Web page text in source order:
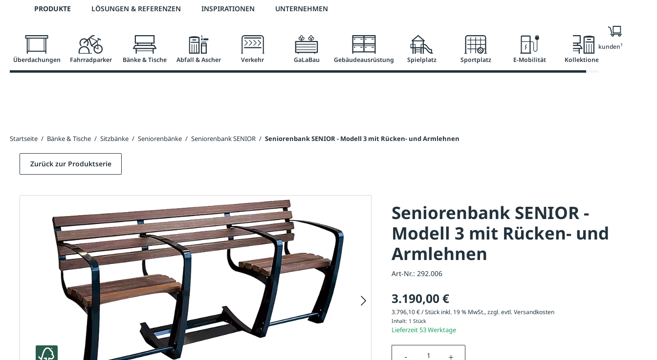
Zur Hauptnavigation springen
Telefon: 0800 / 100 49 02 2 % Vorkassen-Skonto versandkostenfrei ab 50 €
PRODUKTE LÖSUNGEN & REFERENZEN INSPIRATIONEN UNTERNEHMEN
Überdachungen Fahrradparker Bänke & Tische Abfall & Ascher Verkehr GaLaBau Gebäudeausrüstung Spielplatz Sportplatz E-Mobilität Kollektionen
Nur für Geschäftskunden1
Startseite / Bänke & Tische / Sitzbänke / Seniorenbänke / Seniorenbank SENIOR / Seniorenbank SENIOR - Modell 3 mit Rücken- und Armlehnen
Seniorenbank SENIOR -
Modell 3 mit Rücken- und
Armlehnen
Art-Nr.: 292.006
3.190,00 €
3.796,10 € / Stück inkl. 19 % MwSt., zzgl. evtl.Versandkosten
Inhalt: 1 Stück
Lieferzeit 53 Werktage
Produkt Anzahl: Gib den gewünschten Wert ein oder
Zurück zur Produktserie